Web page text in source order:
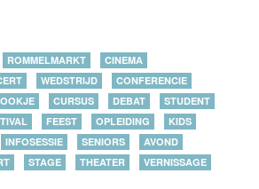
ROMMELMARKT
CINEMA
WEDSTRIJD
CONFERENCIE
CURSUS DEBAT
STUDENT
FEEST OPLEIDING
KIDS
INFOSESSIE SENIORS
AVOND
STAGE THEATER
VERNISSAGE